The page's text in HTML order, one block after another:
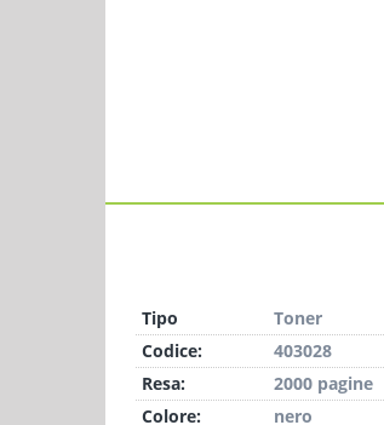
Tipo
Toner
Codice:
403028
Resa:
2000 pagine
Colore:
nero